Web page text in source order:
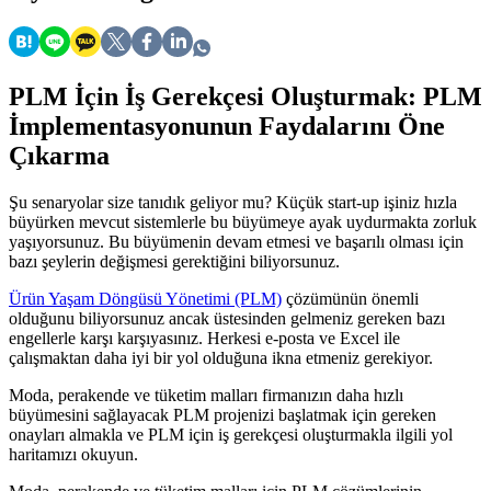
PLM İçin İş Gerekçesi Oluşturmak: PLM
İmplementasyonunun Faydalarını Öne
Çıkarma
Şu senaryolar size tanıdık geliyor mu? Küçük start-up işiniz hızla
büyürken mevcut sistemlerle bu büyümeye ayak uydurmakta zorluk
yaşıyorsunuz. Bu büyümenin devam etmesi ve başarılı olması için
bazı şeylerin değişmesi gerektiğini biliyorsunuz.
Ürün Yaşam Döngüsü Yönetimi (PLM) çözümünün önemli
olduğunu biliyorsunuz ancak üstesinden gelmeniz gereken bazı
engellerle karşı karşıyasınız. Herkesi e-posta ve Excel ile
çalışmaktan daha iyi bir yol olduğuna ikna etmeniz gerekiyor.
Moda, perakende ve tüketim malları firmanızın daha hızlı
büyümesini sağlayacak PLM projenizi başlatmak için gereken
onayları almakla ve PLM için iş gerekçesi oluşturmakla ilgili yol
haritamızı okuyun.